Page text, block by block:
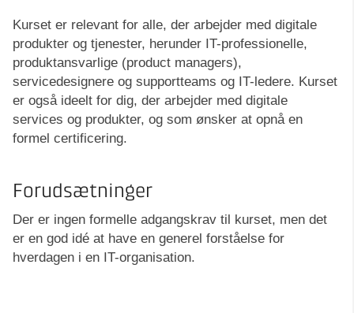
Kurset er relevant for alle, der arbejder med digitale
produkter og tjenester, herunder IT-professionelle,
produktansvarlige (product managers),
servicedesignere og supportteams og IT-ledere. Kurset
er også ideelt for dig, der arbejder med digitale
services og produkter, og som ønsker at opnå en
formel certificering.
Forudsætninger
Der er ingen formelle adgangskrav til kurset, men det
er en god idé at have en generel forståelse for
hverdagen i en IT-organisation.